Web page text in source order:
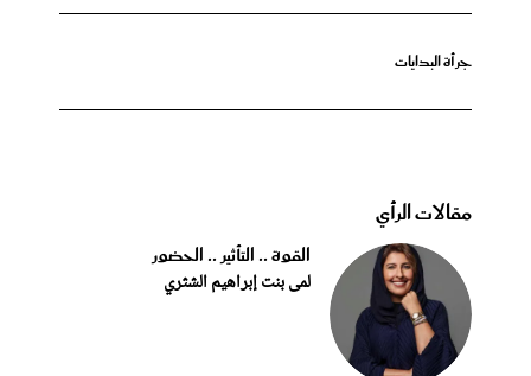
جرأة البدايات
مقالات الرأي
القوة .. التأثير .. الحضور
لمى بنت إبراهيم الشثري